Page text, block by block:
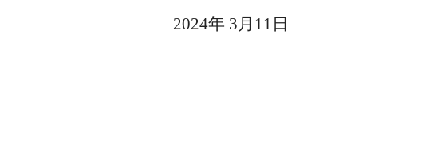
2024年 3月11日